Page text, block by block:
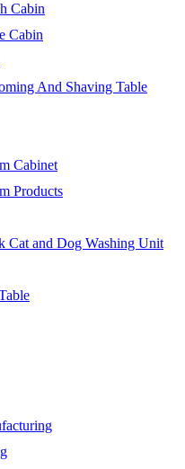
Cabin
Cabin
And Shaving Table
Cabinet
Products
Cat and Dog Washing Unit